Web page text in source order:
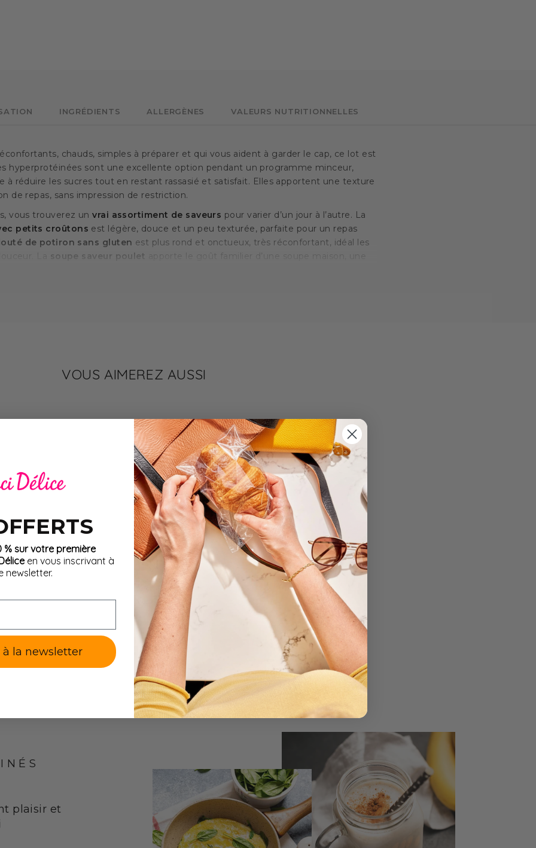
INGRÉDIENTS ALLERGÈNES VALEURS NUTRITIONNELLES
chauds, simples à préparer et qui vous aident à garder le cap, ce lot est
hyperprotéinées sont une excellente option pendant un programme minceur,
à réduire les sucres tout en restant rassasié et satisfait. Elles apportent une texture
de repas, sans impression de restriction.
vous trouverez unvrai assortiment de saveurs pour varier d’un jour à l’autre. La
petits croûtons est légère, douce et un peu texturée, parfaite pour un repas
de potiron sans gluten est plus rond et onctueux, très réconfortant, idéal les
La
soupe saveur poulet
apporte le goût familier d’une soupe maison, une
satiété sans lourdeur. Et pour changer complètement de registre, le
qu’il permet vraiment d’alterner les envies et les textures : un soir léger, un soir
ne devrait jamais rimer avec frustration. Ici, on avance sereinement, en
VOUS AIMEREZ AUSSI
plaisir et
% sur votre première
en vous inscrivant à
newsletter.
à la newsletter